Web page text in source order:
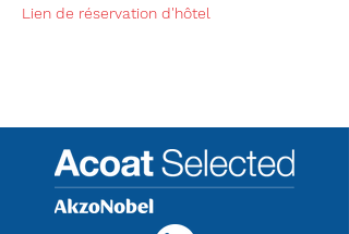
Lien de réservation d'hôtel